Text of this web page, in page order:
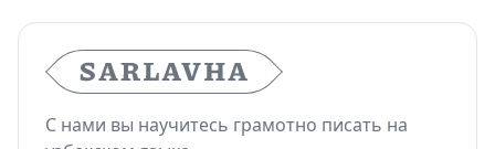
С нами вы научитесь грамотно писать на